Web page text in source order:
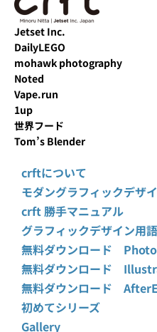
Jetset Inc.
DailyLEGO
mohawk photography
Noted
Vape.run
1up
世界フード
Tom’s Blender
crftについて
モダングラフィックデザ
crft 勝手マニュアル
グラフィックデザイン用
無料ダウンロード
無料ダウンロード
無料ダウンロード
初めてシリーズ
Gallery